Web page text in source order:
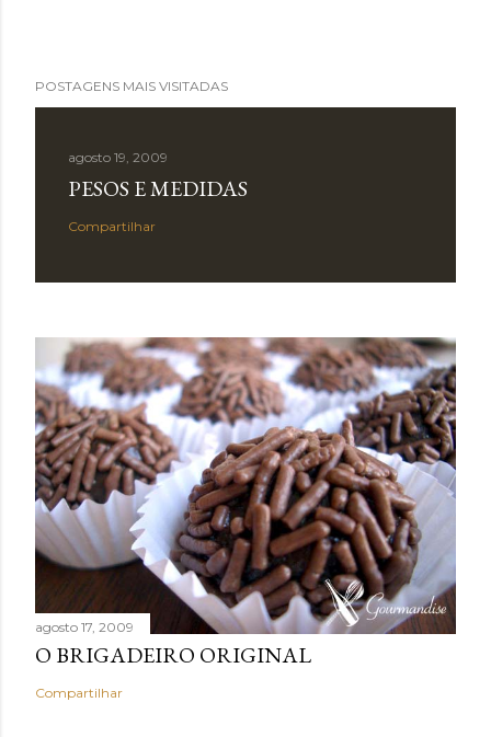
POSTAGENS MAIS VISITADAS
agosto 19, 2009
PESOS E MEDIDAS
Compartilhar
agosto 17, 2009
O BRIGADEIRO ORIGINAL
Compartilhar